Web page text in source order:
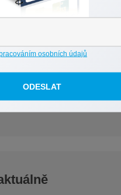
sezpracováním osobních údajů
ODESLAT
osobních údajů
ODESLAT